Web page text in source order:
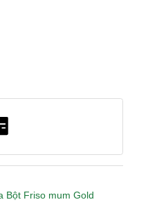
Bột Friso mum Gold